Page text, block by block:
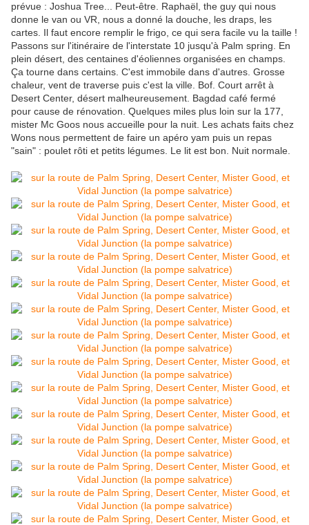
prévue : Joshua Tree... Peut-être. Raphaël, the guy qui nous
donne le van ou VR, nous a donné la douche, les draps, les
cartes. Il faut encore remplir le frigo, ce qui sera facile vu la taille !
Passons sur l'itinéraire de l'interstate 10 jusqu'à Palm spring. En
plein désert, des centaines d'éoliennes organisées en champs.
Ça tourne dans certains. C'est immobile dans d'autres. Grosse
chaleur, vent de traverse puis c'est la ville. Bof. Court arrêt à
Desert Center, désert malheureusement. Bagdad café fermé
pour cause de rénovation. Quelques miles plus loin sur la 177,
mister Mc Goos nous accueille pour la nuit. Les achats faits chez
Wons nous permettent de faire un apéro yam puis un repas
"sain" : poulet rôti et petits légumes. Le lit est bon. Nuit normale.